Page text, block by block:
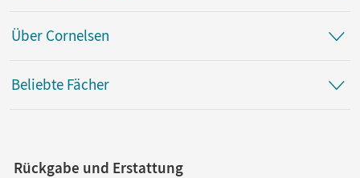
Über Cornelsen
Beliebte Fächer
Rückgabe und Erstattung